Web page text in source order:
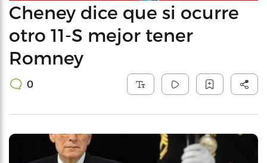
Cheney dice que si ocurre
otro 11-S mejor tener
Romney
0